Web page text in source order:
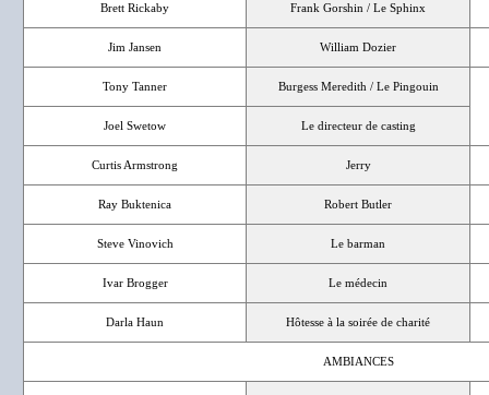
Brett Rickaby Frank Gorshin / Le Sphinx
Jim Jansen William Dozier
Tony Tanner Burgess Meredith / Le Pingouin
Joel Swetow Le directeur de casting
Curtis Armstrong Jerry
Ray Buktenica Robert Butler
Steve Vinovich Le barman
Ivar Brogger Le médecin
Darla Haun Hôtesse à la soirée de charité
AMBIANCES